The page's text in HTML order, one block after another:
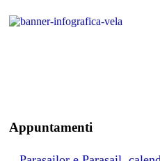
Appuntamenti